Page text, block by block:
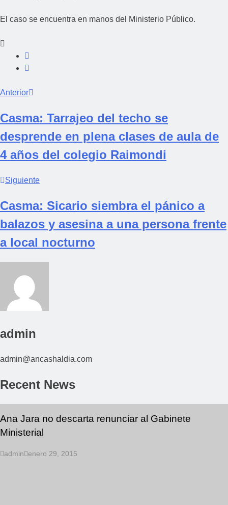
El caso se encuentra en manos del Ministerio Público.
Anterior
Casma: Tarrajeo del techo se
desprende en plena clases de aula de
4 años del colegio Raimondi
Siguiente
Casma: Sicario siembra el pánico a
balazos y asesina a una persona frente
a local nocturno
admin
admin@ancashaldia.com
Recent News
Ana Jara no descarta renunciar al Gabinete
Ministerial
admin enero 29, 2015